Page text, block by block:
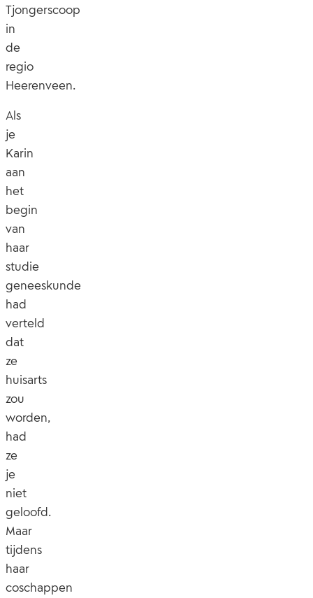
Tjongerscoop
in
de
regio
Heerenveen.
Als
je
Karin
aan
het
begin
van
haar
studie
geneeskunde
had
verteld
dat
ze
huisarts
zou
worden,
had
ze
je
niet
geloofd.
Maar
tijdens
haar
coschappen